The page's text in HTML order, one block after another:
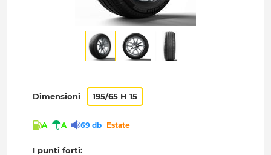
Dimensioni 195/65 H 15
A A 69 db Estate
I punti forti: